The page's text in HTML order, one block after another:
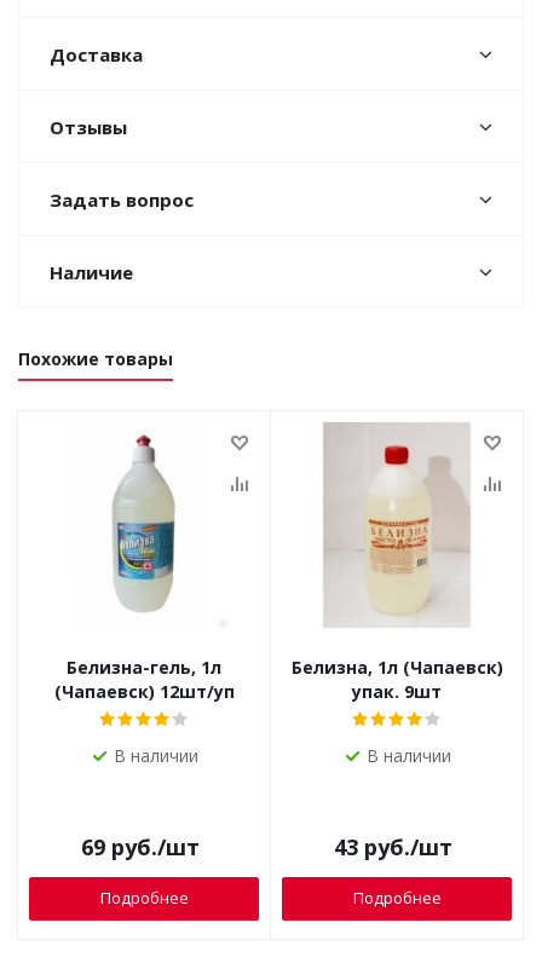
Доставка
Отзывы
Задать вопрос
Наличие
Похожие товары
Белизна-гель, 1л
(Чапаевск) 12шт/уп
В наличии
69руб./шт
Подробнее
Белизна, 1л (Чапаевск)
упак. 9шт
В наличии
43руб./шт
Подробнее